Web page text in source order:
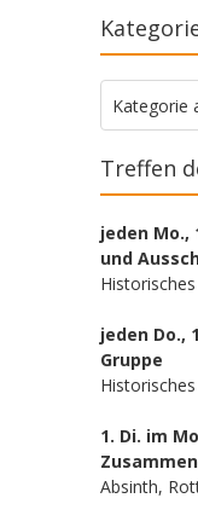
Kategorien
Kategorie
Treffen
jeden Mo.,
und
jeden Do.,
Gruppe
1. Di. im
Absinth,